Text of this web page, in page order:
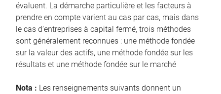
évaluent. La démarche particulière et les facteurs à
prendre en compte varient au cas par cas, mais dans
le cas d’entreprises à capital fermé, trois méthodes
sont généralement reconnues : une méthode fondée
sur la valeur des actifs, une méthode fondée sur les
résultats et une méthode fondée sur le marché
Nota : Les renseignements suivants donnent un